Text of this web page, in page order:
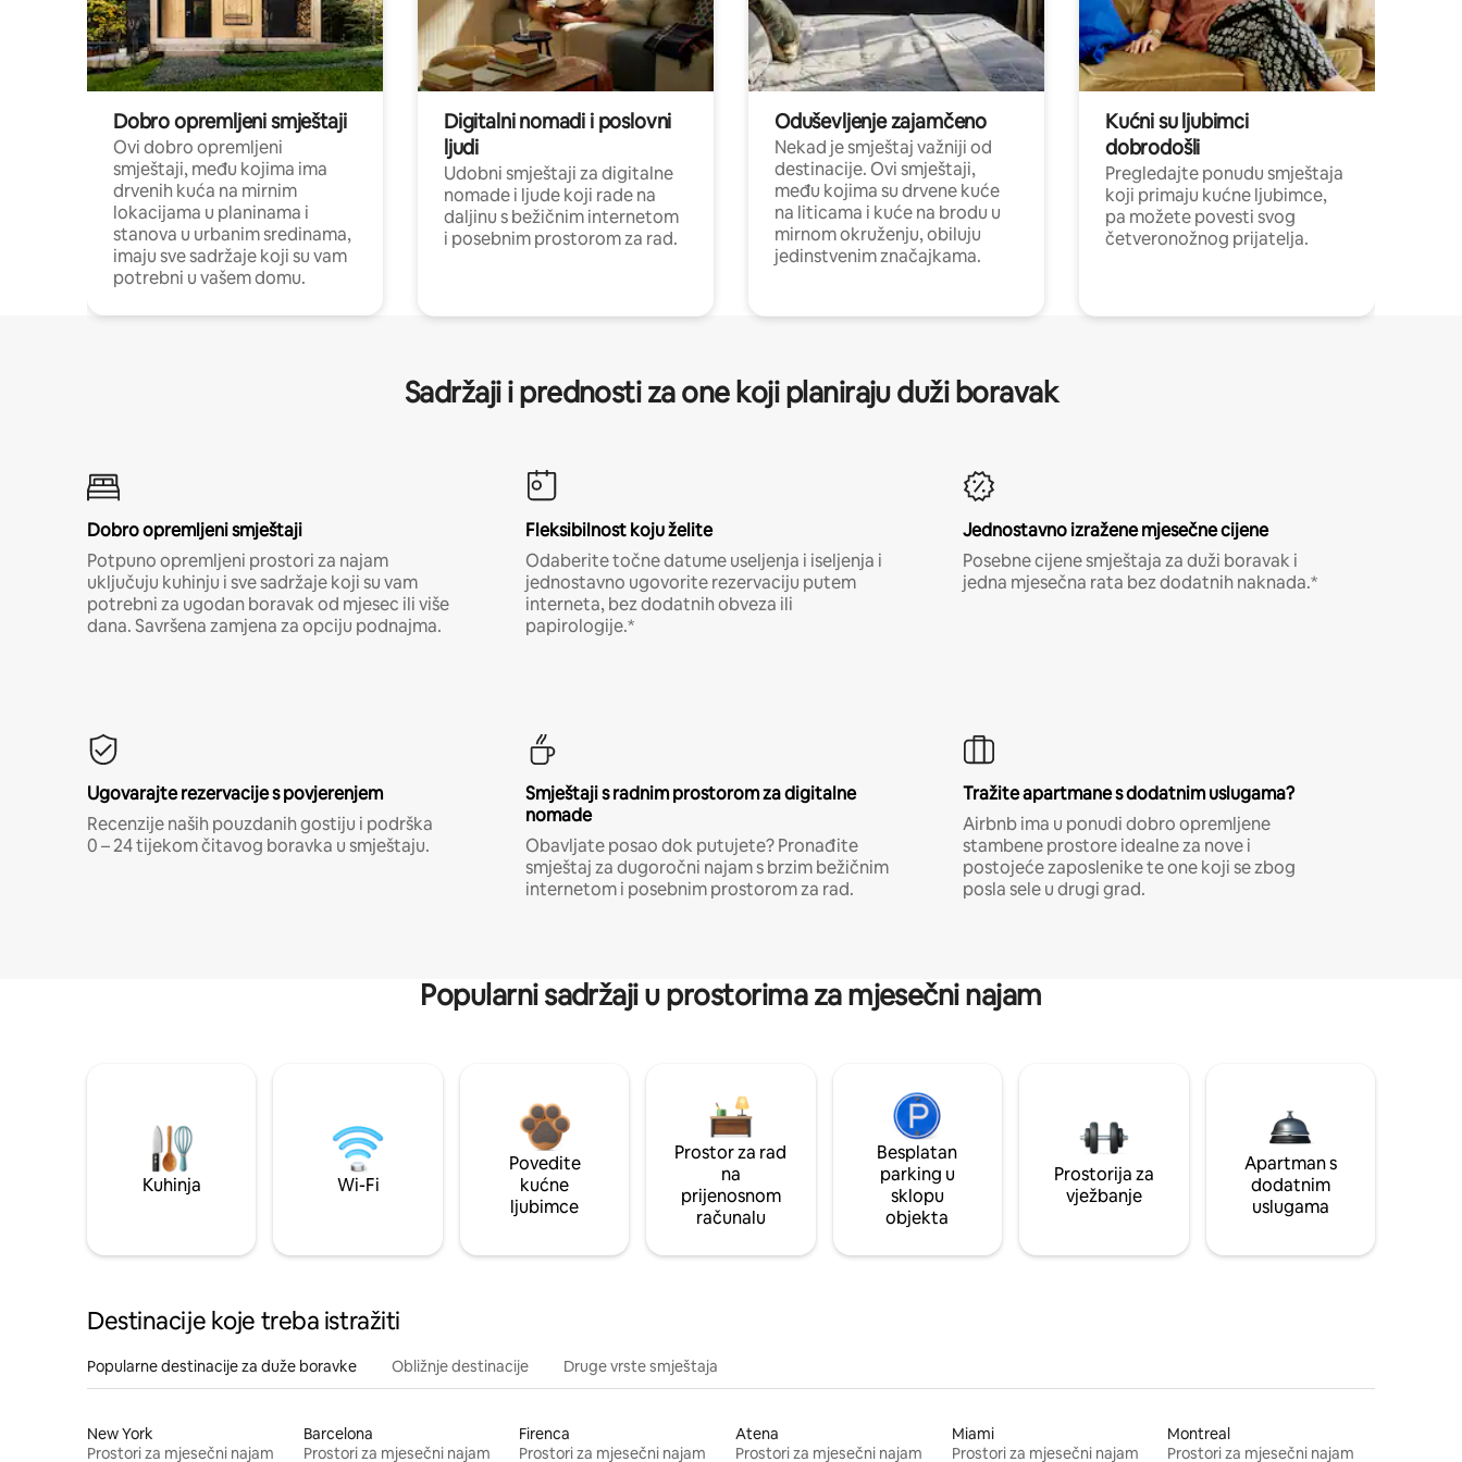
Dobro opremljeni smještaji
Ovi dobro opremljeni
smještaji, među kojima ima
drvenih kuća na mirnim
lokacijama u planinama i
stanova u urbanim sredinama,
imaju sve sadržaje koji su vam
potrebni u vašem domu.
Digitalni nomadi i poslovni
ljudi
Udobni smještaji za digitalne
nomade i ljude koji rade na
daljinu s bežičnim internetom
i posebnim prostorom za rad.
Oduševljenje zajamčeno
Nekad je smještaj važniji od
destinacije. Ovi smještaji,
među kojima su drvene kuće
na liticama i kuće na brodu u
mirnom okruženju, obiluju
jedinstvenim značajkama.
Kućni su ljubimci
dobrodošli
Pregledajte ponudu smještaja
koji primaju kućne ljubimce,
pa možete povesti svog
četveronožnog prijatelja.
Sadržaji i prednosti za one koji planiraju duži boravak
Dobro opremljeni smještaji
Potpuno opremljeni prostori za najam
uključuju kuhinju i sve sadržaje koji su vam
potrebni za ugodan boravak od mjesec ili više
dana. Savršena zamjena za opciju podnajma.
Fleksibilnost koju želite
Odaberite točne datume useljenja i iseljenja i
jednostavno ugovorite rezervaciju putem
interneta, bez dodatnih obveza ili
papirologije.*
Jednostavno izražene mjesečne cijene
Posebne cijene smještaja za duži boravak i
jedna mjesečna rata bez dodatnih naknada.*
Ugovarajte rezervacije s povjerenjem
Recenzije naših pouzdanih gostiju i podrška
0 – 24 tijekom čitavog boravka u smještaju.
Smještaji s radnim prostorom za digitalne
nomade
Obavljate posao dok putujete? Pronađite
smještaj za dugoročni najam s brzim bežičnim
internetom i posebnim prostorom za rad.
Tražite apartmane s dodatnim uslugama?
Airbnb ima u ponudi dobro opremljene
stambene prostore idealne za nove i
postojeće zaposlenike te one koji se zbog
posla sele u drugi grad.
Popularni sadržaji u prostorima za mjesečni najam
Kuhinja Wi-Fi
Povedite
kućne
ljubimce
Prostor za rad
na
prijenosnom
računalu
Besplatan
parking u
sklopu
objekta
Prostorija za
vježbanje
Apartman s
dodatnim
uslugama
Destinacije koje treba istražiti
Popularne destinacije za duže boravke Obližnje destinacije Druge vrste smještaja
New York
Prostori za mjesečni najam
Barcelona
Prostori za mjesečni najam
Firenca
Prostori za mjesečni najam
Atena
Prostori za mjesečni najam
Miami
Prostori za mjesečni najam
Montreal
Prostori za mjesečni najam